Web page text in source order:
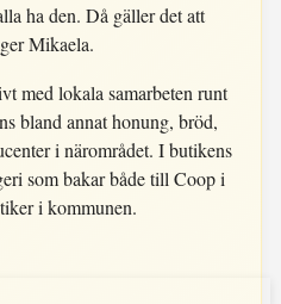
ha den. Då gäller det att
Mikaela.
med lokala samarbeten runt
bland annat honung, bröd,
i närområdet. I butikens
som bakar både till Coop i
i kommunen.